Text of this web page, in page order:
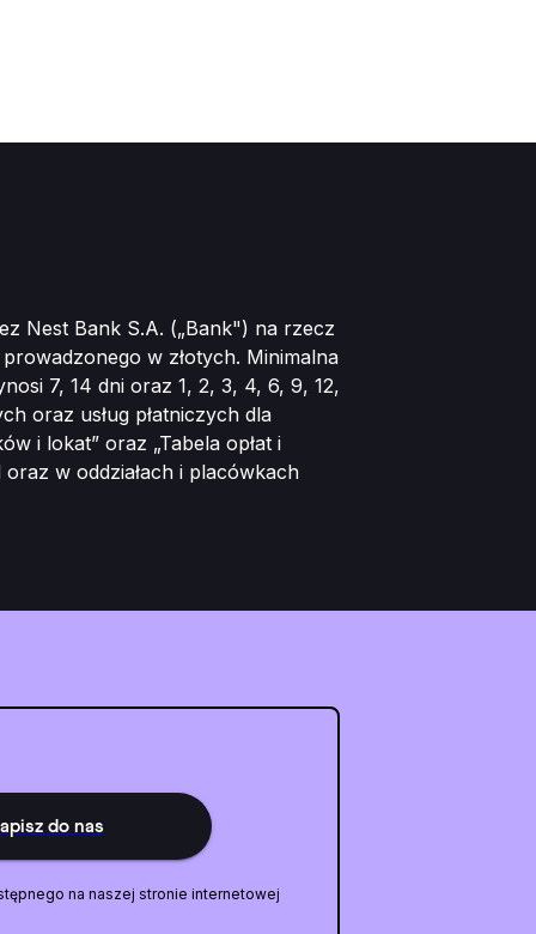
Nest Bank S.A. („Bank") na rzecz
w złotych. Minimalna
7, 14 dni oraz 1, 2, 3, 4, 6, 9, 12,
oraz usług płatniczych dla
i lokat” oraz „Tabela opłat i
w oddziałach i placówkach
do nas
na naszej stronie internetowej